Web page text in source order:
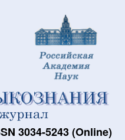
3034-5243 (Online)